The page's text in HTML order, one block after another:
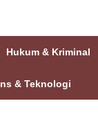
Hukum & Kriminal
& Teknologi